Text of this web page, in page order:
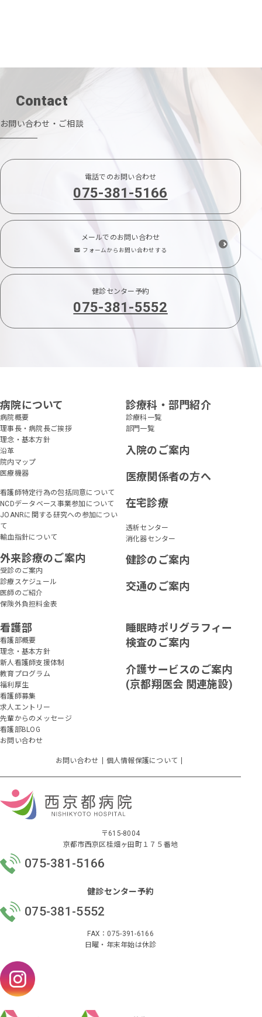
Contact
お問い合わせ・ご相談
電話でのお問い合わせ
075-381-5166
メールでのお問い合わせ
フォームからお問い合わせする
健診センター予約
075-381-5552
〒615-8004
京都市西京区桂畑ヶ田町１７５番地
075-381-5166
健診センター予約
075-381-5552
FAX：075-391-6166
日曜・年末年始は休診
病院について
病院概要
理事長・病院長ご挨拶
理念・基本方針
沿革
院内マップ
医療機器
看護師特定行為の包括同意について
NCDデータベース事業参加について
JOANRに関する研究への参加につい
て
輸血指針について
外来診療のご案内
受診のご案内
診療スケジュール
医師のご紹介
保険外負担料金表
診療科・部門紹介
診療科一覧
部門一覧
入院のご案内
医療関係者の方へ
在宅診療
透析センター
消化器センター
健診のご案内
交通のご案内
看護部
看護部概要
理念・基本方針
新人看護師支援体制
教育プログラム
福利厚生
看護師募集
求人エントリー
先輩からのメッセージ
看護部BLOG
お問い合わせ
睡眠時ポリグラフィー
検査のご案内
介護サービスのご案内
(京都翔医会 関連施設)
お問い合わせ 個人情報保護について